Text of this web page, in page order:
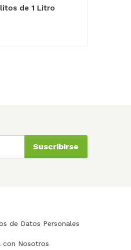
de 1 Litro
Suscribirse
de Datos Personales
con Nosotros